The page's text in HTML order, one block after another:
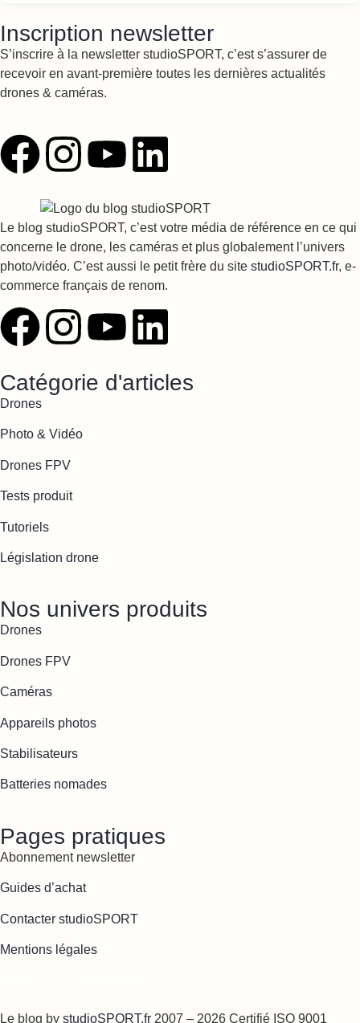
Inscription newsletter
S’inscrire à la newsletter studioSPORT, c’est s’assurer de
recevoir en avant-première toutes les dernières actualités
drones & caméras.
Le blog studioSPORT, c’est votre média de référence en ce qui
concerne le drone, les caméras et plus globalement l’univers
photo/vidéo. C’est aussi le petit frère du site studioSPORT.fr, e-
commerce français de renom.
Catégorie d'articles
Drones
Photo & Vidéo
Drones FPV
Tests produit
Tutoriels
Législation drone
Nos univers produits
Drones
Drones FPV
Caméras
Appareils photos
Stabilisateurs
Batteries nomades
Pages pratiques
Abonnement newsletter
Guides d’achat
Contacter studioSPORT
Mentions légales
Le blog by studioSPORT.fr 2007 – 2026 Certifié ISO 9001